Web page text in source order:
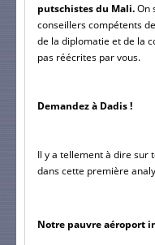
putschistes du Mali. On
conseillers compétents
de la diplomatie et de la
pas réécrites par vous.
Demandez à Dadis !
Il y a tellement à dire sur
dans cette première
Notre pauvre aéroport